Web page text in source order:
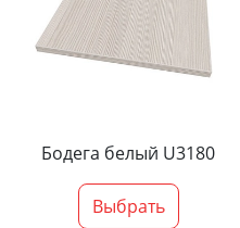
Бодега белый U3180
Выбрать